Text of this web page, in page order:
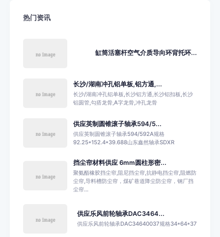
热门资讯
缸筒活塞杆空气介质导向环背托环...
长沙/湖南冲孔铝单板,铝方通,...
长沙/湖南冲孔铝单板,长沙铝方通,长沙铝扣板,长沙
铝圆管,勾搭龙骨,A字龙骨,冲孔龙骨
供应英制圆锥滚子轴承594/5...
供应英制圆锥滚子轴承594/592A规格
92.25*152.4*39.688山东鑫然轴承SDXR
挡尘帘材料供应 6mm圆柱形密...
聚氨酯橡胶挡尘帘,阻尼挡尘帘,抗静电挡尘帘,阻燃防
尘帘,导料槽防尘帘，煤矿巷道降尘防尘帘，钢厂挡
尘帘...
供应乐风前轮轴承DAC3464...
供应乐风前轮轴承DAC34640037规格34*64*37